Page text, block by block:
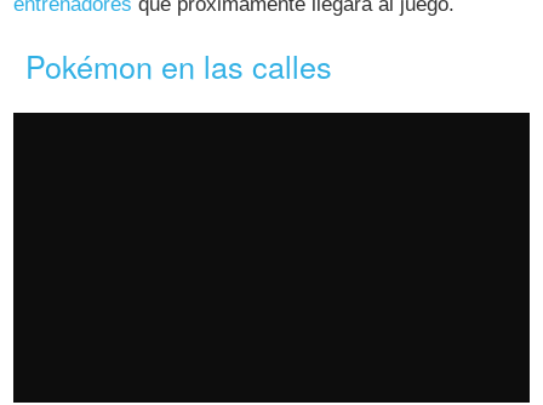
Pokémon en las calles